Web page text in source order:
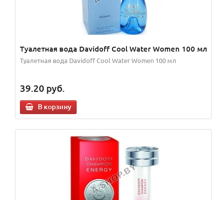
Туалетная вода Davidoff Cool Water Women 100 мл
Туалетная вода Davidoff Cool Water Women 100 мл
39.20 руб.
В корзину